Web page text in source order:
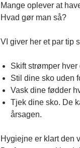
Mange oplever at
Hvad gør man så?
VI giver her et par tip
Skift strømper
Stil dine sko uden
Vask dine fødder
Tjek dine sko. De
årsagen.
Hygiejne er klart den